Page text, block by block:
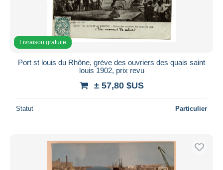
Livraison gratuite
Port st louis du Rhône, grève des ouvriers des quais saint
louis 1902, prix revu
± 57,80 $US
Statut Particulier